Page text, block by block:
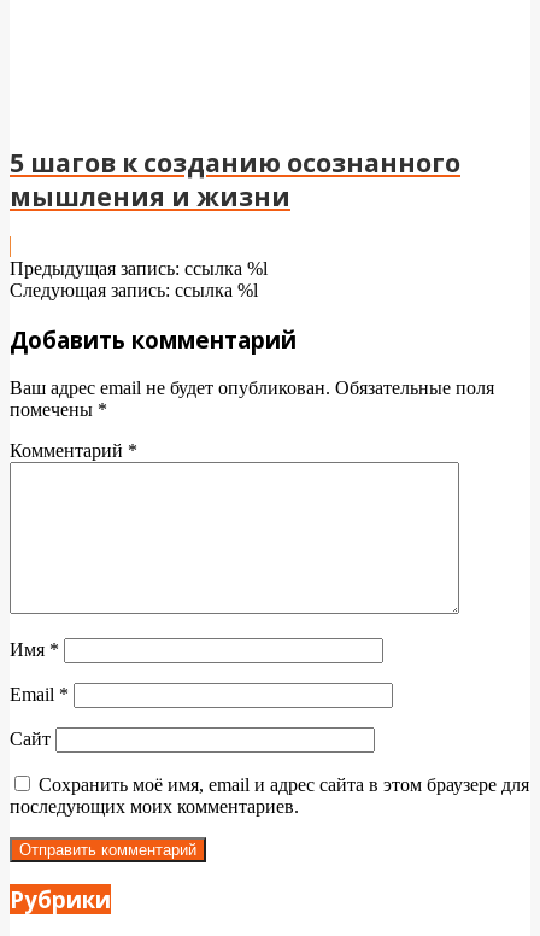
5 шагов к созданию осознанного
мышления и жизни
2025-
07-
Предыдущая запись: ссылка %l
Следующая запись: ссылка %l
Добавить комментарий
Ваш адрес email не будет опубликован. Обязательные поля
помечены *
Комментарий *
Имя *
Email *
Сайт
Сохранить моё имя, email и адрес сайта в этом браузере для
последующих моих комментариев.
Рубрики